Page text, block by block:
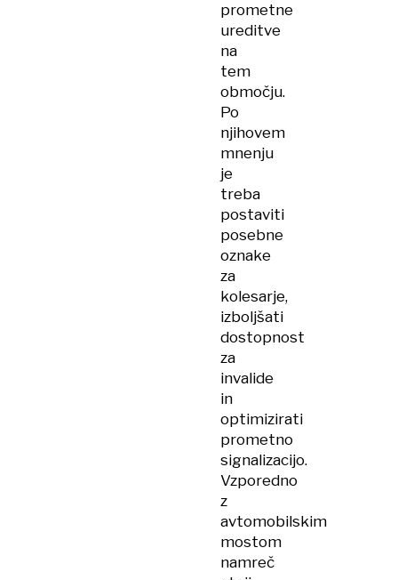
prometne
ureditve
na
tem
območju.
Po
njihovem
mnenju
je
treba
postaviti
posebne
oznake
za
kolesarje,
izboljšati
dostopnost
za
invalide
in
optimizirati
prometno
signalizacijo.
Vzporedno
z
avtomobilskim
mostom
namreč